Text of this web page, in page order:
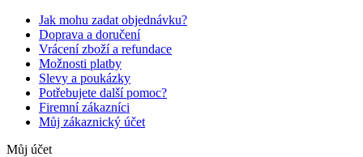
Jak mohu zadat objednávku?
Doprava a doručení
Vrácení zboží a refundace
Možnosti platby
Slevy a poukázky
Potřebujete další pomoc?
Firemní zákazníci
Můj zákaznický účet
Můj účet